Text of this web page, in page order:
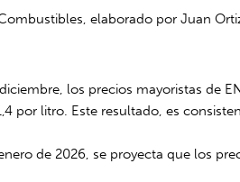
elaborado por Juan
los precios mayoristas de
por litro. Este resultado, es
de 2026, se proyecta que los